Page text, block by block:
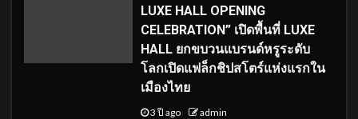
LUXE HALL OPENING
CELEBRATION” เปิดพื้นที่ LUXE
HALL ยกขบวนแบรนด์หรูระดับ
โลกเปิดแฟล็กชิปสโตร์แห่งแรกใน
เมืองไทย
3 ปี ago admin